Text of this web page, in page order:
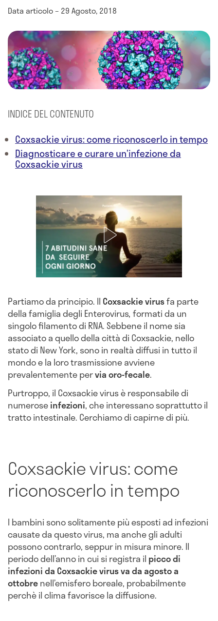
Data articolo – 29 Agosto, 2018
INDICE DEL CONTENUTO
Coxsackie virus: come riconoscerlo in tempo
Diagnosticare e curare un’infezione da
Coxsackie virus
Partiamo da principio. Il Coxsackie virusfa parte
della famiglia degli Enterovirus, formati da un
singolo filamento di RNA. Sebbene il nome sia
associato a quello della città di Coxsackie, nello
stato di New York, sono in realtà diffusi in tutto il
mondo e la loro trasmissione avviene
prevalentemente pervia oro-fecale.
Purtroppo, il Coxsackie virus è responsabile di
numeroseinfezioni, che interessano soprattutto il
tratto intestinale. Cerchiamo di capirne di più.
Coxsackie virus: come
riconoscerlo in tempo
I bambini sono solitamente più esposti ad infezioni
causate da questo virus, ma anche gli adulti
possono contrarlo, seppur in misura minore. Il
periodo dell’anno in cui si registra il picco di
infezioni da Coxsackie virus va da agosto a
ottobrenell’emisfero boreale, probabilmente
perchè il clima favorisce la diffusione.